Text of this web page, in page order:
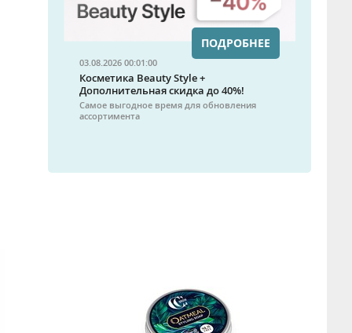
03.08.2026 00:01:00
Косметика Beauty Style +
Дополнительная скидка до 40%!
Самое выгодное время для обновления
ассортимента
ПОДРОБНЕЕ